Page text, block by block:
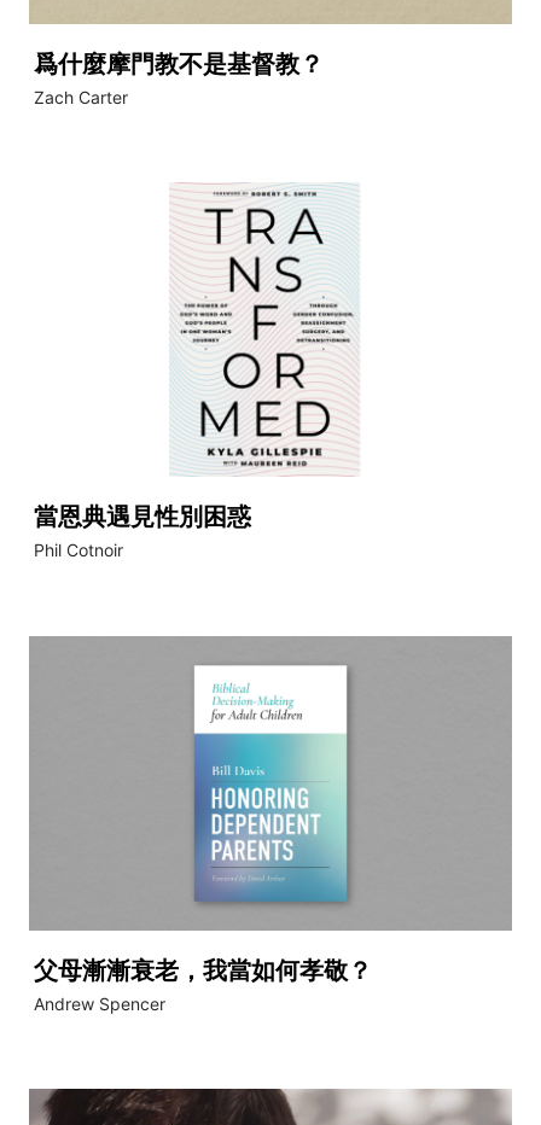
爲什麼摩門教不是基督教？
Zach Carter
當恩典遇見性別困惑
Phil Cotnoir
父母漸漸衰老，我當如何孝敬？
Andrew Spencer